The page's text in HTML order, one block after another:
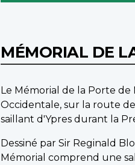
MÉMORIAL DE
Le Mémorial de la Porte de
Occidentale, sur la route
saillant d'Ypres durant la
Dessiné par Sir Reginald
Mémorial comprend une